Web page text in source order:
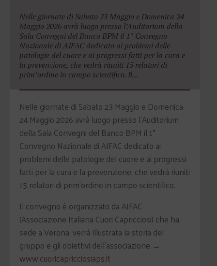
Nelle giornate di Sabato 23 Maggio e Domenica 24
Maggio 2026 avrà luogo presso l’Auditorium della
Sala Convegni del Banco BPM il 1° Convegno
Nazionale di AIFAC dedicato ai problemi delle
patologie del cuore e ai progressi fatti per la cura e
la prevenzione, che vedrà riuniti 15 relatori di
prim’ordine in campo scientifico. Il...
Nelle giornate di Sabato 23 Maggio e Domenica
24 Maggio 2026 avrà luogo presso l’Auditorium
della Sala Convegni del Banco BPM il 1°
Convegno Nazionale di AIFAC dedicato ai
problemi delle patologie del cuore e ai progressi
fatti per la cura e la prevenzione, che vedrà riuniti
15 relatori di prim’ordine in campo scientifico.
Il convegno è organizzato da AIFAC
(Associazione Italiana Cuori Capricciosi) che ha
sede a Verona, verrà illustrata la storia del
gruppo e gli obiettivi dell’associazione →
www.cuoricapricciosiaps.it